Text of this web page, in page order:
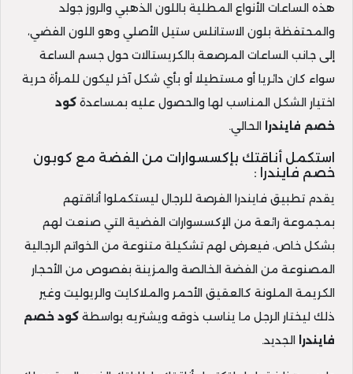
هذه الساعات الأنواع المطلية باللون الذهبي والروز جولد
والمحتفظة بلون الاستانلس ستيل الأصلي وهو اللون الفضي،
إلى جانب الساعات المرصعة بالكريستالات حول جسم الساعة
سواء كان دائريا أو مستطيلا أو بأي شكل آخر ليكون للمرأة حرية
اختيار الشكل المناسب لها والحصول عليه بمساعدة كود
خصم فايندرا الحالي.
استكمل أناقتك بإكسسوارات من الفضة مع كوبون
خصم فايندرا :
يقدم تطبيق فايندرا الفرصة للرجال ليستكملوا أناقتهم
بمجموعة رائعة من الإكسسوارات الفضية التي صنعت لهم
بشكل خاص، فيعرض لهم تشكيلة متنوعة من الخواتم الرجالية
المصنوعة من الفضة الخالصة والمزينة بفصوص من الأحجار
الكريمة الملونة كالعقيق الأحمر والملاكايت والريوليت وغير
ذلك ليختار الرجل ما يناسب ذوقه ويشتريه بواسطة كود خصم
فايندرا الجديد.